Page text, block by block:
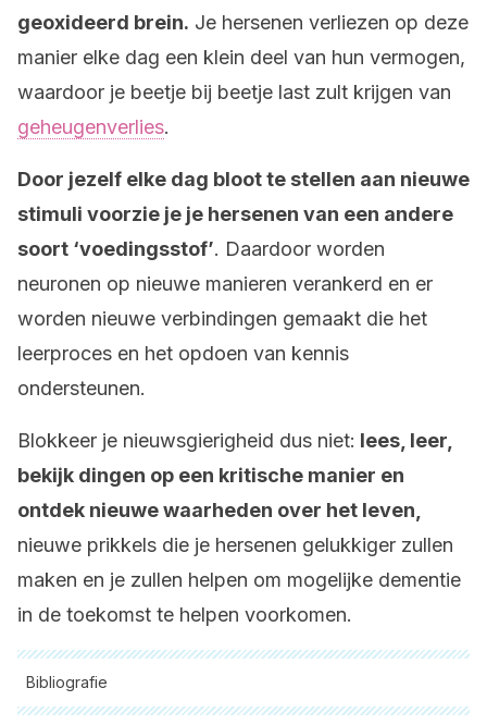
geoxideerd brein. Je hersenen verliezen op deze
manier elke dag een klein deel van hun vermogen,
waardoor je beetje bij beetje last zult krijgen van
geheugenverlies.
Door jezelf elke dag bloot te stellen aan nieuwe
stimuli voorzie je je hersenen van een andere
soort ‘voedingsstof’. Daardoor worden
neuronen op nieuwe manieren verankerd en er
worden nieuwe verbindingen gemaakt die het
leerproces en het opdoen van kennis
ondersteunen.
Blokkeer je nieuwsgierigheid dus niet: lees, leer,
bekijk dingen op een kritische manier en
ontdek nieuwe waarheden over het leven,
nieuwe prikkels die je hersenen gelukkiger zullen
maken en je zullen helpen om mogelijke dementie
in de toekomst te helpen voorkomen.
Bibliografie
Alle aangehaalde bronnen zijn grondig gecontroleerd door